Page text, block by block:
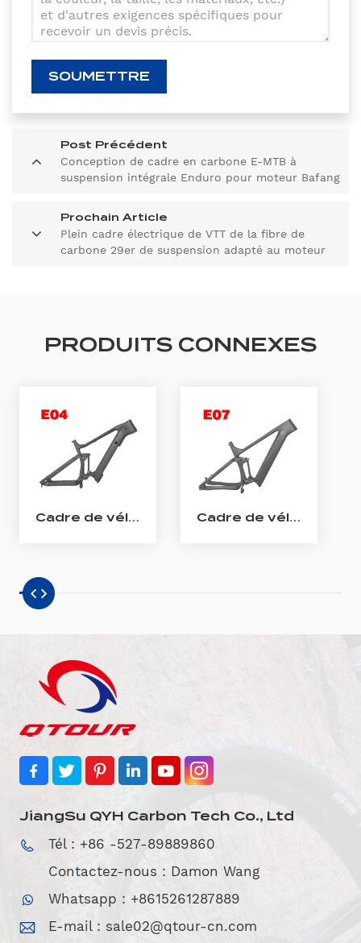
SOUMETTRE
Post Précédent
Conception de cadre en carbone E-MTB à
suspension intégrale Enduro pour moteur Bafang
Prochain Article
Plein cadre électrique de VTT de la fibre de
carbone 29er de suspension adapté au moteur
PRODUITS CONNEXES
Cadre de vélo électrique Enduro Cadre de VTT électrique à suspension complète en carbone Bafang M510/M560 Cadre de vélo électrique All Mountain en carbone Cadre de VTT électrique à suspension complète en carbone Shimano EP801
JiangSu QYH Carbon Tech Co., Ltd
Tél : +86 -527-89889860
Contactez-nous : Damon Wang
Whatsapp : +8615261287889
E-mail : sale02@qtour-cn.com